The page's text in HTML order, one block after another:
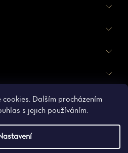
cookies. Dalším procházením
s jejich používáním.
Obchodní podmínky
Shoptet